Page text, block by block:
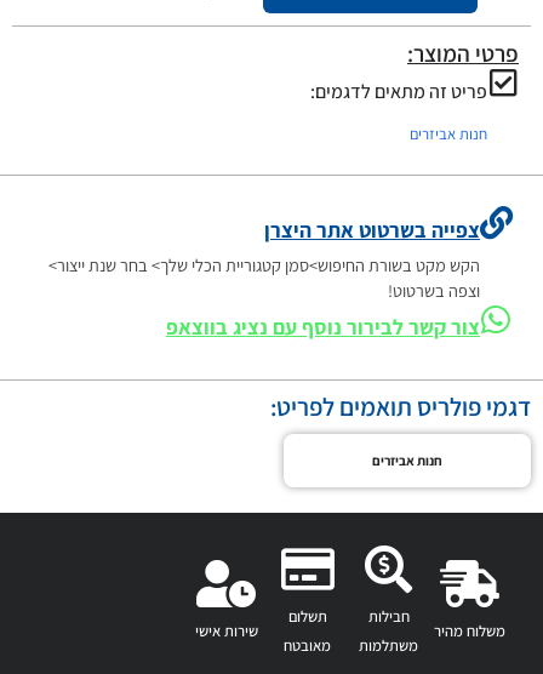
פרטי המוצר:
פריט זה מתאים לדגמים:
חנות אביזרים
צפייה בשרטוט אתר היצרן
הקש מקט בשורת החיפוש>סמן קטגוריית הכלי שלך> בחר שנת ייצור>
וצפה בשרטוט!
צור קשר לבירור נוסף עם נציג בווצאפ
דגמי פולריס תואמים לפריט:
חנות אביזרים
משלוח מהיר
חבילות
משתלמות
תשלום
מאובטח
שירות אישי